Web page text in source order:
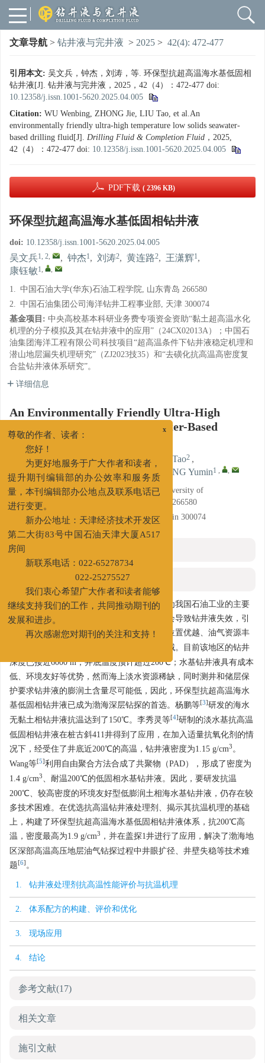
文章导航 > 钻井液与完井液 > 2025 > 42(4): 472-477
引用本文: 吴文兵，钟杰，刘涛，等. 环保型抗超高温海水基低固相
钻井液[J]. 钻井液与完井液，2025，42（4）：472-477 doi:
10.12358/j.issn.1001-5620.2025.04.005
Citation: WU Wenbing, ZHONG Jie, LIU Tao, et al.An
environmentally friendly ultra-high temperature low solids seawater-
based drilling fluid[J]. Drilling Fluid & Completion Fluid ，2025,
42（4）：472-477 doi: 10.12358/j.issn.1001-5620.2025.04.005
PDF下载 ( 2396 KB)
环保型抗超高温海水基低固相钻井液
doi: 10.12358/j.issn.1001-5620.2025.04.005
吴文兵1, 2, , 钟杰1, 刘涛2, 黄连路2, 王潇辉1,
康钰敏1, ,
1. 中国石油大学(华东)石油工程学院, 山东青岛 266580
2. 中国石油集团公司海洋钻井工程事业部, 天津 300074
基金项目: 中央高校基本科研业务费专项资金资助“黏土超高温水化
机理的分子模拟及其在钻井液中的应用”（24CX02013A）；中国石
油集团海洋工程有限公司科技项目“超高温条件下钻井液稳定机理和
潜山地层漏失机理研究”（ZJ2023技35）和“去磺化抗高温高密度复
合盐钻井液体系研究”。
详细信息
An Environmentally Friendly Ultra-High
Temperature Low Solids Seawater-Based
Drilling Fluid
WU Wenbing 1, 2 , , ZHONG Jie , LIU Tao2 ,
HUANG Lianlu2 , WANG Xiaohui1 , KANG Yumin1 , ,
1.
School of Petroleum Engineering, China University of
Petroleum (East China), Qingdao, Shandong 266580
CNPC Offshore Engineering Co., Ltd., Tianjin 300074
摘要
近年来，深层和超深层油气资源开发成为我国石油工业的主要
目标之一。深层、超深层的高温、高压可能会导致钻井液失效，引
发塌、漏、喷、卡等钻井事故[1 ]。渤海地区位置优越、油气资源丰
，是我国海上油气勘探和开发的重点领域。目前该地区的钻井
深度已接近6000 m，井底温度预计超过200℃；水基钻井液具有成本
低、环境友好等优势，然而海上淡水资源稀缺，同时测井和储层保
护要求钻井液的膨润土含量尽可能低，因此，环保型抗超高温海水
基低固相钻井液已成为渤海深层钻探的首选。杨鹏等[3]研发的海水
无黏土相钻井液抗温达到了150℃。李秀灵等[4]研制的淡水基抗高温
低固相钻井液在桩古斜411井得到了应用，在加入适量抗氧化剂的情
况下，经受住了井底近200℃的高温，钻井液密度为1.15 g/cm3。
Wang等[5]利用自由聚合方法合成了共聚物（PAD），形成了密度为
1.4 g/cm3、耐温200℃的低固相水基钻井液。因此，要研发抗温
200℃、较高密度的环境友好型低膨润土相海水基钻井液，仍存在较
多技术困难。在优选抗高温钻井液处理剂、揭示其抗温机理的基础
上，构建了环保型抗超高温海水基低固相钻井液体系，抗200℃高
温，密度最高为1.9 g/cm3
，并在盖探1井进行了应用，解决了渤海地
区深部高温高压地层油气钻探过程中井眼扩径、井壁失稳等技术难
题[6] 。
1. 钻井液处理剂抗高温性能评价与抗温机理
2. 体系配方的构建、评价和优化
3. 现场应用
4. 结论
参考文献(17)
相关文章
施引文献
尊敬的作者、读者：
您好！
为更好地服务于广大作者和读者，
提升期刊编辑部的办公效率和服务质
量，本刊编辑部办公地点及联系电话已
进行变更。
新办公地址：天津经济技术开发区
第二大街83号中国石油天津大厦A517
022-25275527
我们衷心希望广大作者和读者能够
继续支持我们的工作，共同推动期刊的
发展和进步。